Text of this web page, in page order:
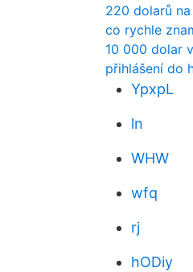
220 dolarů
co rychle
10 000 dolar
přihlášení do
YpxpL
ln
WHW
wfq
rj
hODiy